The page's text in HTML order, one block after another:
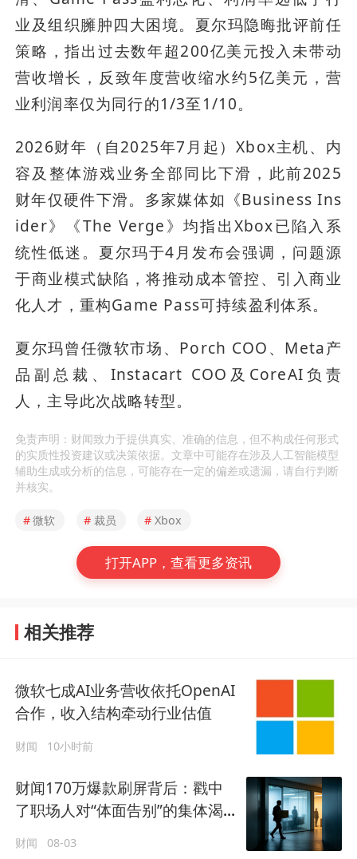
业及组织臃肿四大困境。夏尔玛隐晦批评前任
策略，指出过去数年超200亿美元投入未带动
营收增长，反致年度营收缩水约5亿美元，营
业利润率仅为同行的1/3至1/10。
2026财年（自2025年7月起）Xbox主机、内
容及整体游戏业务全部同比下滑，此前2025
财年仅硬件下滑。多家媒体如《Business Ins
ider》《The Verge》均指出Xbox已陷入系
统性低迷。夏尔玛于4月发布会强调，问题源
于商业模式缺陷，将推动成本管控、引入商业
化人才，重构Game Pass可持续盈利体系。
夏尔玛曾任微软市场、Porch COO、Meta产
品副总裁、Instacart COO及CoreAI负责
人，主导此次战略转型。
免责声明：财闻致力于提供真实、准确的信息，但不构成任何形式
的实质性投资建议或决策依据。文章中可能存在涉及人工智能模型
辅助生成或分析的信息，可能存在一定的偏差或遗漏，请自行判断
并核实。
#微软 # 裁员 # Xbox
打开APP，查看更多资讯
相关推荐
微软七成AI业务营收依托OpenAI
合作，收入结构牵动行业估值
财闻 10小时前
财闻170万爆款刷屏背后：戳中
了职场人对“体面告别”的集体渴
望
财闻 08-03